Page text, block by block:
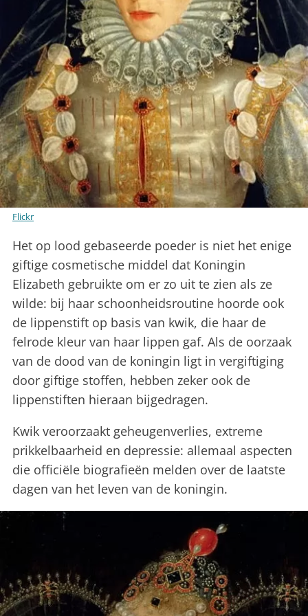
Flickr
Het op lood gebaseerde poeder is niet het enige
giftige cosmetische middel dat Koningin
Elizabeth gebruikte om er zo uit te zien als ze
wilde: bij haar schoonheidsroutine hoorde ook
de lippenstift op basis van kwik, die haar de
felrode kleur van haar lippen gaf. Als de oorzaak
van de dood van de koningin ligt in vergiftiging
door giftige stoffen, hebben zeker ook de
lippenstiften hieraan bijgedragen.
Kwik veroorzaakt geheugenverlies, extreme
prikkelbaarheid en depressie: allemaal aspecten
die officiële biografieën melden over de laatste
dagen van het leven van de koningin.